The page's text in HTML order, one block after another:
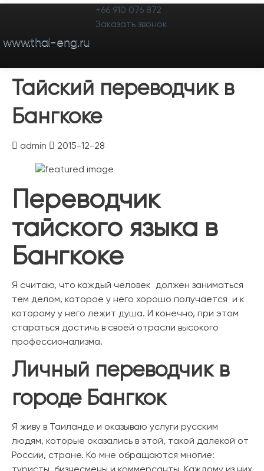
Услуги Портфолио
Блог
www.thai-eng.ru
+66 910 076 872
Заказать звонок
Тайский переводчик в
Бангкоке
admin 2015-12-28
Переводчик
тайского языка в
Бангкоке
Я считаю, что каждый человек должен заниматься
тем делом, которое у него хорошо получается и к
которому у него лежит душа. И конечно, при этом
стараться достичь в своей отрасли высокого
профессионализма.
Личный переводчик в
городе Бангкок
Я живу в Таиланде и оказываю услуги русским
людям, которые оказались в этой, такой далекой от
России, стране. Ко мне обращаются многие: